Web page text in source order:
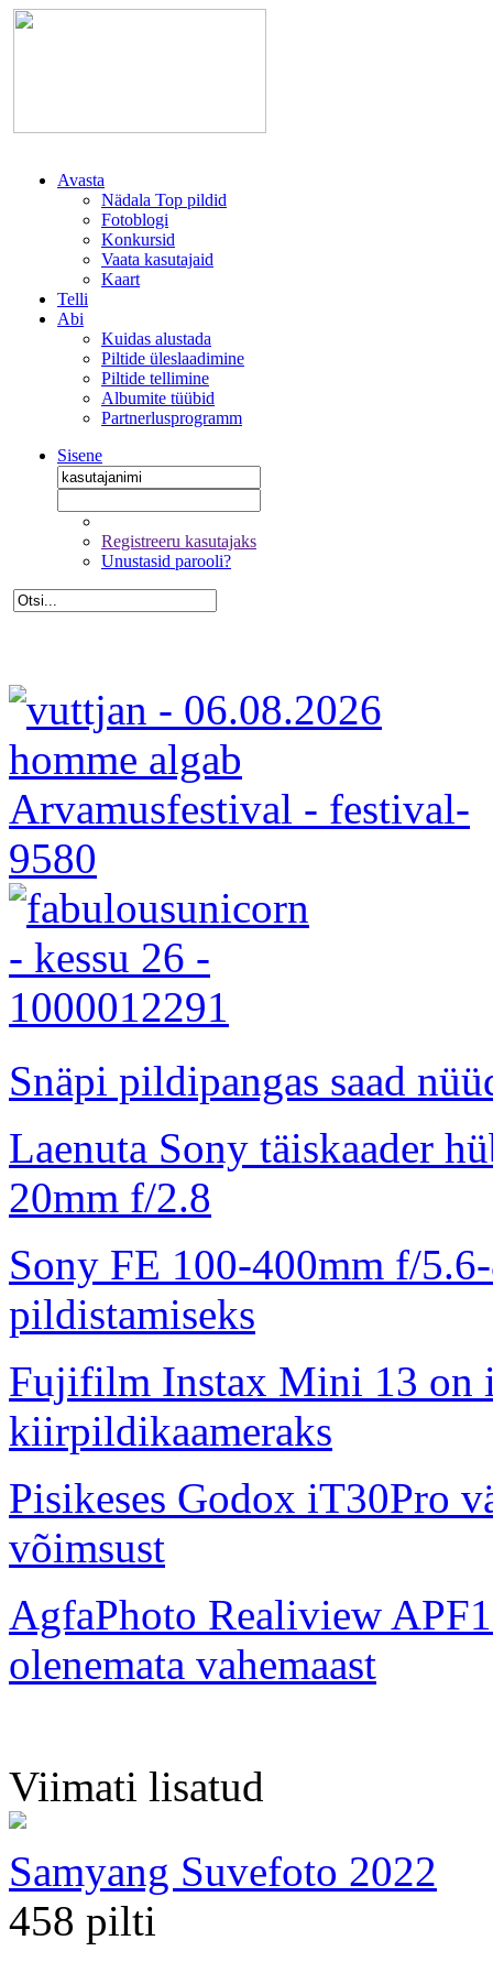
Avasta
Nädala Top pildid
Fotoblogi
Konkursid
Vaata kasutajaid
Kaart
Telli
Abi
Kuidas alustada
Piltide üleslaadimine
Piltide tellimine
Albumite tüübid
Partnerlusprogramm
Sisene
Registreeru kasutajaks
Unustasid parooli?
Snäpi pildipangas saad
Laenuta Sony täiskaader
20mm f/2.8
Sony FE 100-400mm f/
pildistamiseks
Fujifilm Instax Mini 13 on
kiirpildikaameraks
Pisikeses Godox iT30Pro
võimsust
AgfaPhoto Realiview
olenemata vahemaast
Viimati lisatud
Samyang Suvefoto 2022
458 pilti